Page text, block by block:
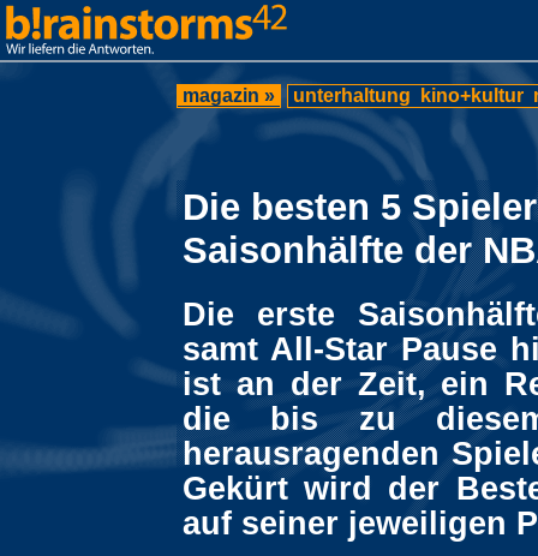
magazin » unterhaltung kino+kultur
Die besten 5
Saisonhälfte der
Die erste
samt All-Star Pause
ist an der Zeit, ein
die bis zu
herausragenden
Gekürt wird der
auf seiner jeweiligen